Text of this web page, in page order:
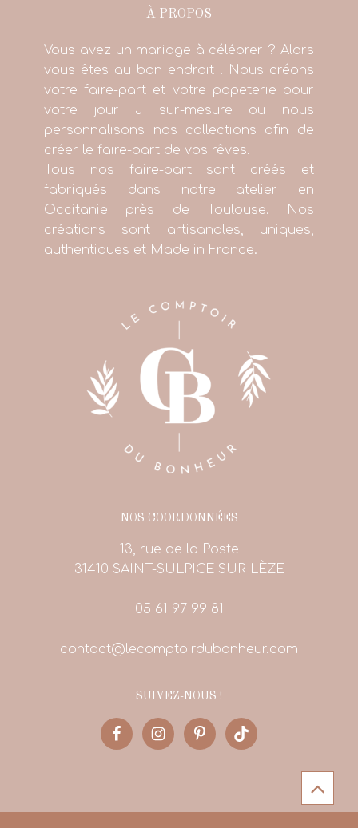
À PROPOS
Vous avez un mariage à célébrer ? Alors
vous êtes au bon endroit ! Nous créons
votre faire-part et votre papeterie pour
votre jour J sur-mesure ou nous
personnalisons nos collections afin de
créer le faire-part de vos rêves.
Tous nos faire-part sont créés et
fabriqués dans notre atelier en
Occitanie près de Toulouse. Nos
créations sont artisanales, uniques,
authentiques et Made in France.
NOS COORDONNÉES
13, rue de la Poste
31410 SAINT-SULPICE SUR LÈZE
05 61 97 99 81
contact@lecomptoirdubonheur.com
SUIVEZ-NOUS !